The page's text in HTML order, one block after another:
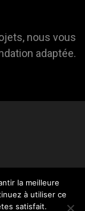
nous vous
adaptée.
Mentions légales
la meilleure
à utiliser ce
satisfait.